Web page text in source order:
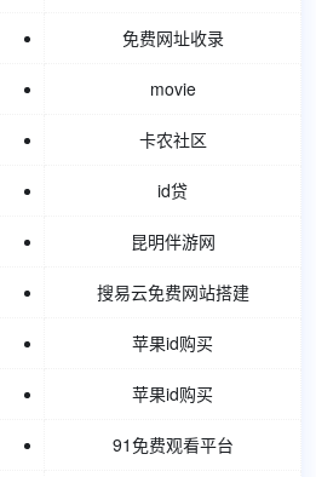
免费网址收录
movie
卡农社区
id贷
昆明伴游网
搜易云免费网站搭建
苹果id购买
苹果id购买
91免费观看平台